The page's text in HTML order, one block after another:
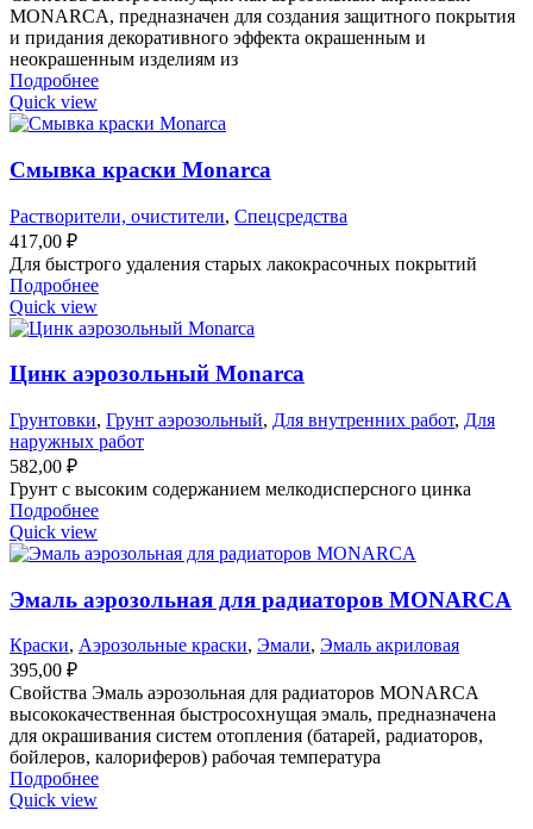
MONARCA, предназначен для создания защитного покрытия
и придания декоративного эффекта окрашенным и
неокрашенным изделиям из
Подробнее
Quick view
Смывка краски Monarca
Растворители, очистители, Спецсредства
417,00 ₽
Для быстрого удаления старых лакокрасочных покрытий
Подробнее
Quick view
Цинк аэрозольный Monarca
Грунтовки, Грунт аэрозольный, Для внутренних работ, Для
наружных работ
582,00 ₽
Грунт с высоким содержанием мелкодисперсного цинка
Подробнее
Quick view
Эмаль аэрозольная для радиаторов MONARCA
Краски, Аэрозольные краски, Эмали, Эмаль акриловая
395,00 ₽
Свойства Эмаль аэрозольная для радиаторов MONARCA
высококачественная быстросохнущая эмаль, предназначена
для окрашивания систем отопления (батарей, радиаторов,
бойлеров, калориферов) рабочая температура
Подробнее
Quick view